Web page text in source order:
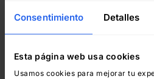
Consentimiento Detalles
Esta página web usa cookies
Usamos cookies para mejorar tu
David Tomlinson: